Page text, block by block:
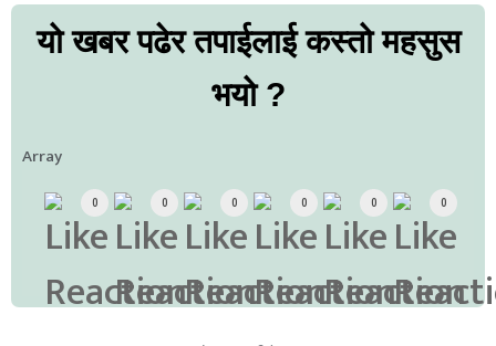
यो खबर पढेर तपाईलाई कस्तो महसुस
भयो ?
Array
0 0 0 0 0 0